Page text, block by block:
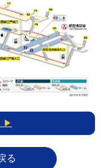
▶
る